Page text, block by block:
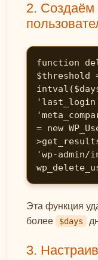
2. Создаём
function
= new
'wp-
Эта функция
более
$days
3.